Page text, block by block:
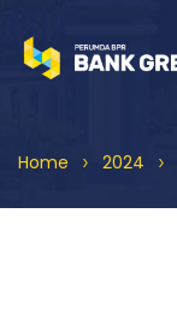
Home > 2024 >